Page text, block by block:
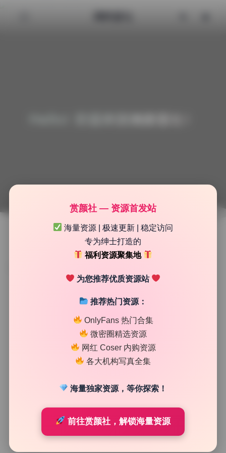
Cosplay合集
coser衣衣(乖乖衣宝)18期2.6G 全套写真 原档无水印 实
赏颜社 — 资源首发站
海量资源 | 极速更新 | 稳定访问
专为绅士打造的
福利资源聚集地
为您推荐优质资源站
推荐热门资源：
OnlyFans 热门合集
微密圈精选资源
网红 Coser 内购资源
各大机构写真全集
海量独家资源，等你探索！
前往赏颜社，解锁海量资源